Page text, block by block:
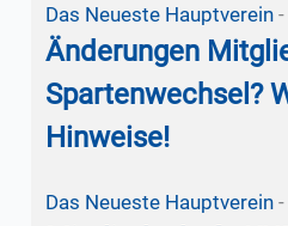
Das Neueste Hauptverein-
Änderungen
Spartenwechsel?
Hinweise!
Das Neueste Hauptverein-